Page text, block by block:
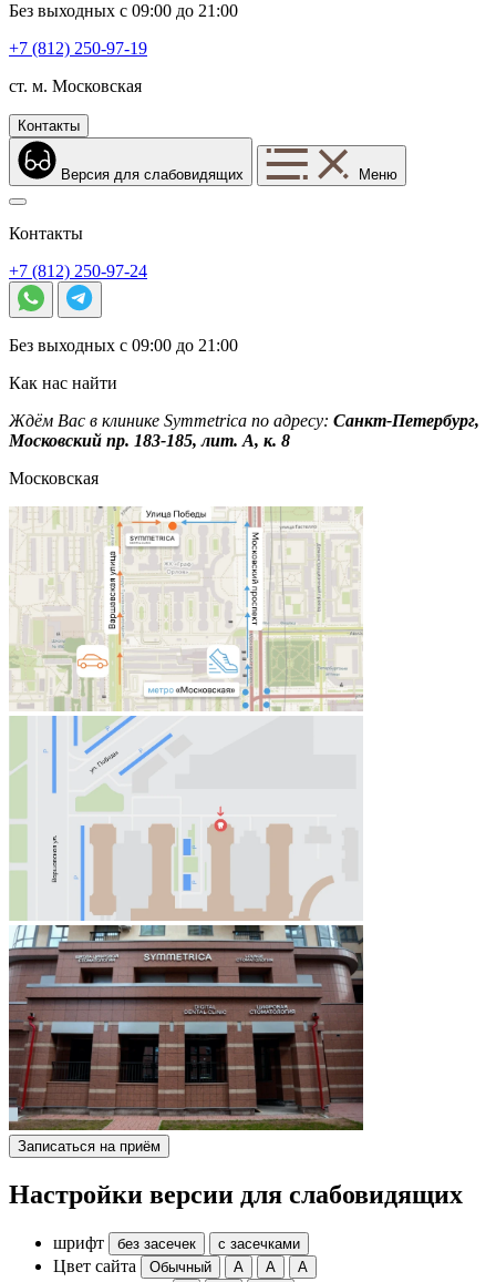
Без выходных с 09:00 до 21:00
+7 (812) 250-97-19
ст. м. Московская
Контакты
Версия для слабовидящих Меню
Контакты
+7 (812) 250-97-24
Без выходных с 09:00 до 21:00
Как нас найти
Ждём Вас в клинике Symmetrica по адресу: Санкт-Петербург,
Московский пр. 183-185, лит. А, к. 8
Московская
Записаться на приём
Настройки версии для слабовидящих
шрифт без засечек с засечками
Цвет сайта Обычный А А А